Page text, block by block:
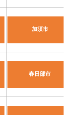
加須市
春日部市